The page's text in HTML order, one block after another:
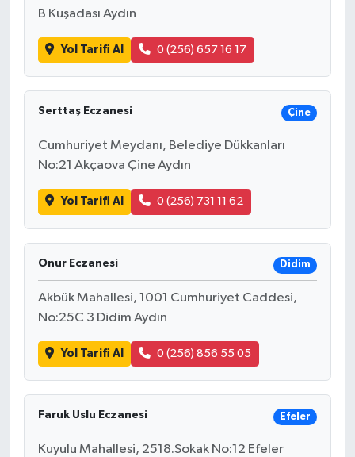
B Kuşadası Aydın
Yol Tarifi Al 0 (256) 657 16 17
Serttaş Eczanesi Çine
Cumhuriyet Meydanı, Belediye Dükkanları
No:21 Akçaova Çine Aydın
Yol Tarifi Al 0 (256) 731 11 62
Onur Eczanesi Didim
Akbük Mahallesi, 1001 Cumhuriyet Caddesi,
No:25C 3 Didim Aydın
Yol Tarifi Al 0 (256) 856 55 05
Faruk Uslu Eczanesi Efeler
Kuyulu Mahallesi, 2518.Sokak No:12 Efeler